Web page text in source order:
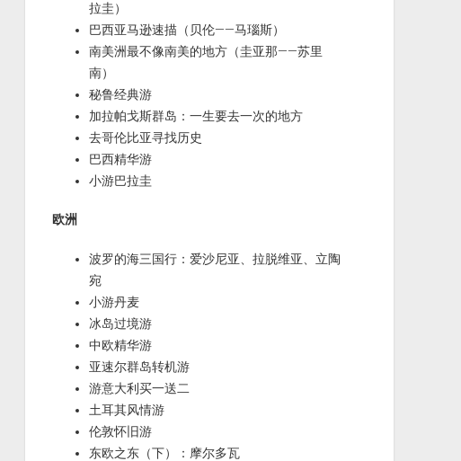
拉圭）
巴西亚马逊速描（贝伦——马瑙斯）
南美洲最不像南美的地方（圭亚那——苏里
南）
秘鲁经典游
加拉帕戈斯群岛：一生要去一次的地方
去哥伦比亚寻找历史
巴西精华游
小游巴拉圭
欧洲
波罗的海三国行：爱沙尼亚、拉脱维亚、立陶
宛
小游丹麦
冰岛过境游
中欧精华游
亚速尔群岛转机游
游意大利买一送二
土耳其风情游
伦敦怀旧游
东欧之东（下）：摩尔多瓦